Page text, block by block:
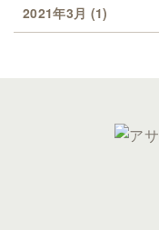
2021年3月 (1)